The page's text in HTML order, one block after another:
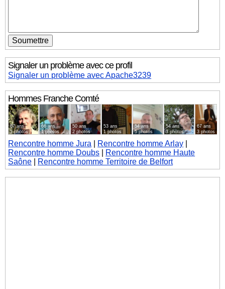
Signaler un problème avec ce profil
Signaler un problème avec Apache3239
HommesFranche Comté
67 ans
1 photos
66 ans
1 photos
50 ans
2 photos
53 ans
1 photos
54 ans
5 photos
54 ans
3 photos
67 ans
3 photos
Rencontre homme Jura Rencontre homme Arlay
Rencontre homme Doubs
Rencontre homme Haute
Saône
Rencontre homme Territoire de Belfort